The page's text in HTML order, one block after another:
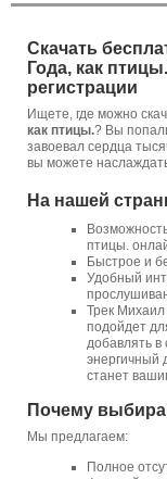
Скачать
Года, как
регистрации
Ищете, где можно
как птицы.? Вы
завоевал сердца
вы можете
На нашей
птицы.
Быстрое и
Удобный
Трек
подойдет
добавлять
энергичный
станет
Почему
Мы предлагаем:
Полное